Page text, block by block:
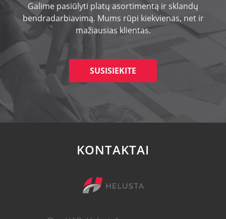
Galime pasiūlyti platų asortimentą ir sklandų
bendradarbiavimą. Mums rūpi kiekvienas, net ir
mažiausias klientas.
SUSISIEKITE
KONTAKTAI